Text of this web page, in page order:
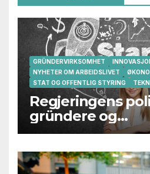
GRÜNDERVIRKSOMHET
NYHETER OM ARBEIDSLIVET
STAT OG OFFENTLIG STYRING
Regjeringens
gründere og